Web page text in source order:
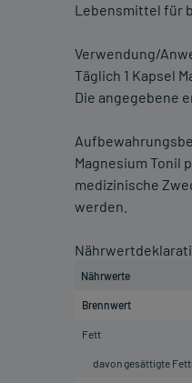
Lebensmittel für
Verwendung/
Täglich 1 Kapsel
Die angegebene
Magnesium Tonil
medizinische
werden.
Nährwerte
Brennwert
Fett
davon gesättigte